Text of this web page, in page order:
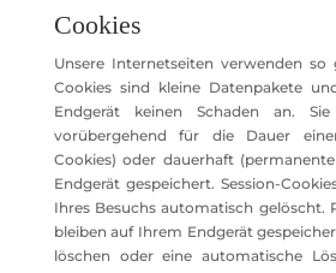
Cookies
Unsere Internetseiten verwenden so
Cookies sind kleine Datenpakete
Endgerät keinen Schaden an.
vorübergehend für die Dauer
Cookies) oder dauerhaft
Endgerät gespeichert. Session-
Ihres Besuchs automatisch gelöscht.
bleiben auf Ihrem Endgerät
löschen oder eine automatische